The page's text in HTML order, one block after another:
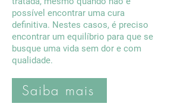
possível encontrar uma cura
definitiva. Nestes casos, é preciso
encontrar um equilíbrio para que se
busque uma vida sem dor e com
qualidade.
Saiba mais